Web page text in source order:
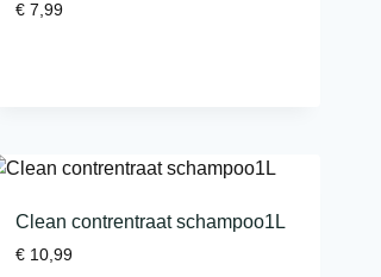
€7,99
Clean contrentraat schampoo1L
€10,99